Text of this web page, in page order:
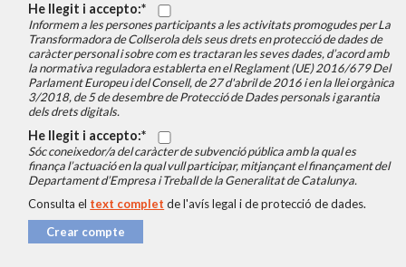
He llegit i accepto:
Informem a les persones participants a les activitats promogudes per La
Transformadora de Collserola dels seus drets en protecció de dades de
caràcter personal i sobre com es tractaran les seves dades, d’acord amb
la normativa reguladora establerta en el Reglament (UE) 2016/679 Del
Parlament Europeu i del Consell, de 27 d'abril de 2016 i en la llei orgànica
3/2018, de 5 de desembre de Protecció de Dades personals i garantia
dels drets digitals.
He llegit i accepto:
Sóc coneixedor/a del caràcter de subvenció pública amb la qual es
finança l’actuació en la qual vull participar, mitjançant el finançament del
Departament d’Empresa i Treball de la Generalitat de Catalunya.
Consulta el text complet de l'avís legal i de protecció de dades.
Crear compte